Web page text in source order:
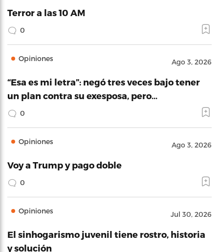
Terror a las 10 AM
0
Opiniones Ago 3, 2026
“Esa es mi letra”: negó tres veces bajo tener
un plan contra su exesposa, pero…
0
Opiniones Ago 3, 2026
Voy a Trump y pago doble
0
Opiniones Jul 30, 2026
El sinhogarismo juvenil tiene rostro, historia
y solución